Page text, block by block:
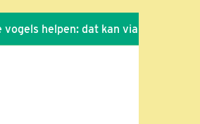
helpen: dat kan via de link!